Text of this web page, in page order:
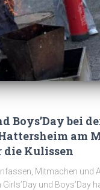
Boys’Day bei
am
Kulissen
Mitmachen und
und Boys’Day